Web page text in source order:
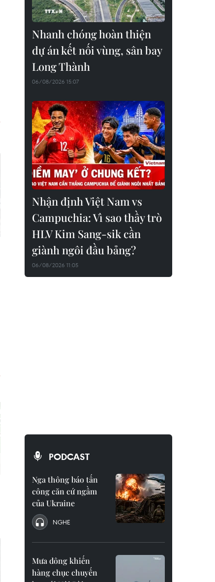
Nhanh chóng hoàn thiện
dự án kết nối vùng, sân bay
Long Thành
06/08/2026 15:07
Nhận định Việt Nam vs
Campuchia: Vì sao thầy trò
HLV Kim Sang-sik cần
giành ngôi đầu bảng?
06/08/2026 11:05
PODCAST
Nga thông báo tấn
công căn cứ ngầm
của Ukraine
NGHE
Mưa dông khiến
hàng chục chuyến